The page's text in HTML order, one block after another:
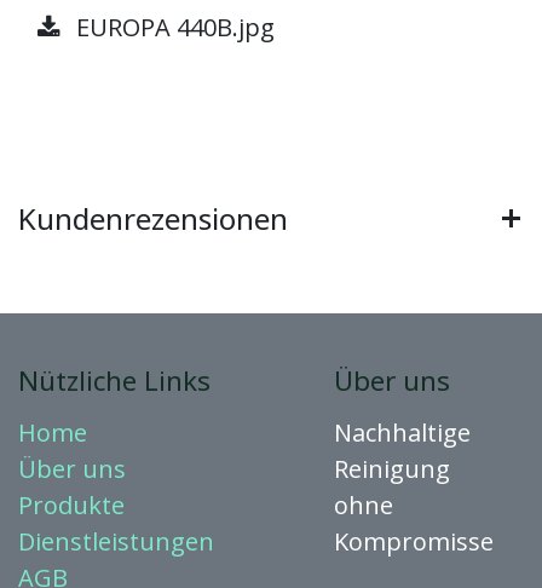
EUROPA 440B.jpg
Kundenrezensionen
Nützliche Links
Home
Über uns
Produkte
Dienstleistungen
AGB
Über uns
Nachhaltige
Reinigung
ohne
Kompromisse